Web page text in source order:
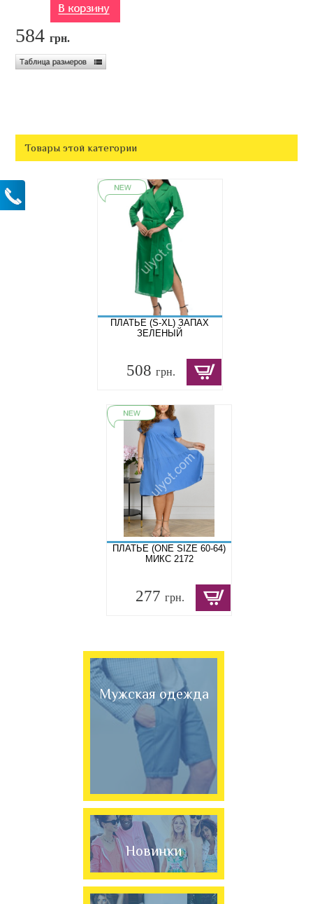
584грн.
Товары этой категории
ПЛАТЬЕ (S-XL) ЗАПАХ
ЗЕЛЕНЫЙ
508 грн.
ПЛАТЬЕ (ONE SIZE 60-64)
МИКС 2172
277 грн.
Мужская одежда
Новинки